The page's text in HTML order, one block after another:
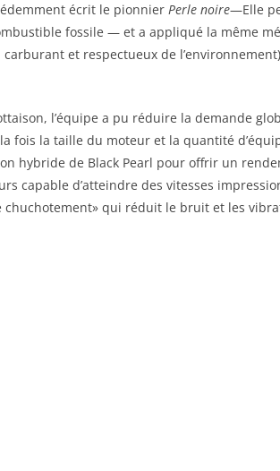
écrit le pionnier Perle noire—Elle
fossile — et a appliqué la même
et respectueux de
l’équipe a pu réduire la demande
fois la taille du moteur et la quantité
hybride de Black Pearl pour offrir un
capable d’atteindre des vitesses
chuchotement» qui réduit le bruit et les